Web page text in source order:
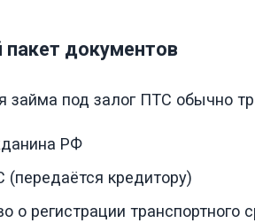
документов
займа под залог ПТС обычно
РФ
(передаётся кредитору)
о регистрации транспортного